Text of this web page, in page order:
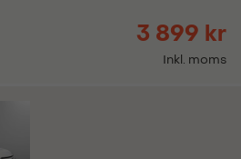
3 899 kr
Inkl. moms